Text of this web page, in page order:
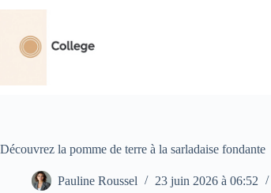
contenu
Découvrez la pomme de terre à la sarladaise fondante
Pauline Roussel 23 juin 2026 à 06:52